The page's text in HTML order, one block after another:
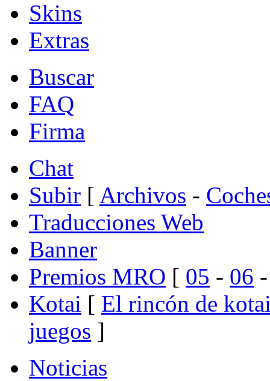
Skins
Extras
Buscar
FAQ
Firma
Chat
Subir [ Archivos -
Traducciones Web
Banner
Premios MRO [ 05 - 06
Kotai [ El rincón de
juegos ]
Noticias